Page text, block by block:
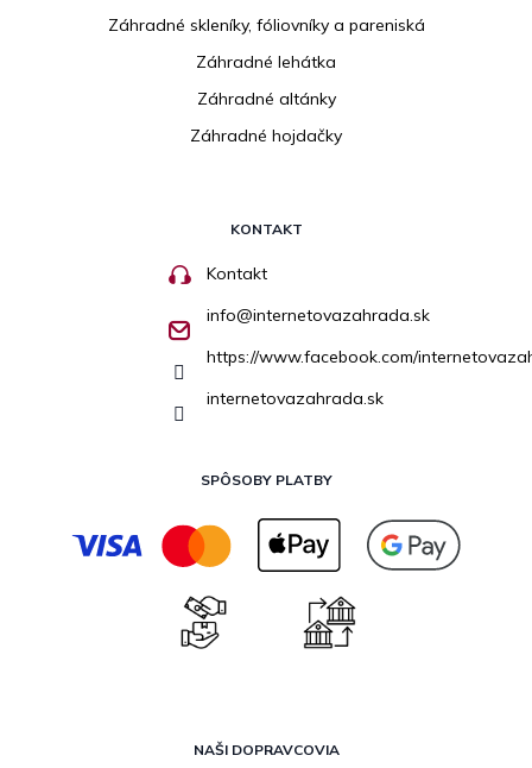
Záhradné skleníky, fóliovníky a pareniská
Záhradné lehátka
Záhradné altánky
Záhradné hojdačky
KONTAKT
Kontakt
info@internetovazahrada.sk
https://www.facebook.com/
internetovazahrada.sk
SPÔSOBY PLATBY
NAŠI DOPRAVCOVIA